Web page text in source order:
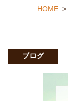
HOME >
ブログ